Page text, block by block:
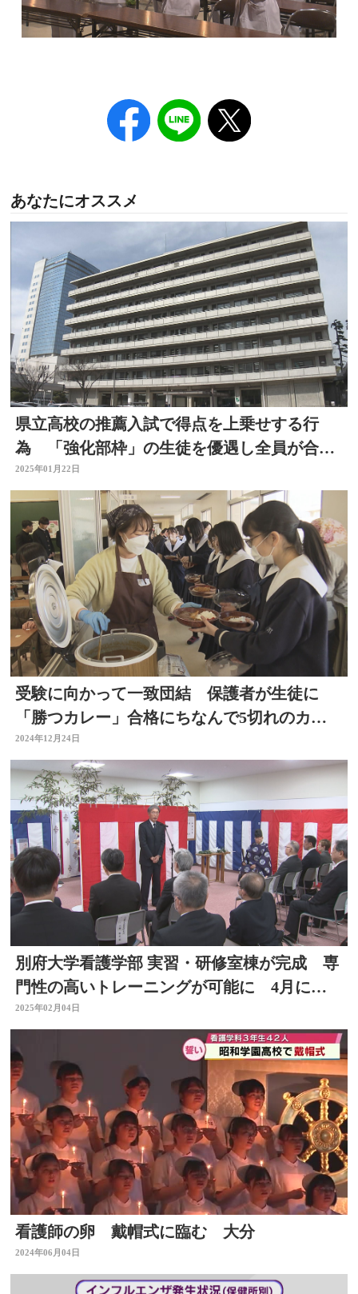
あなたにオススメ
県立高校の推薦入試で得点を上乗せする行
為 「強化部枠」の生徒を優遇し全員が合
格 大分
2025年01月22日
受験に向かって一致団結 保護者が生徒に
「勝つカレー」合格にちなんで5切れのカツ
をトッピング
2024年12月24日
別府大学看護学部 実習・研修室棟が完成 専
門性の高いトレーニングが可能に 4月に開
設
2025年02月04日
看護師の卵 戴帽式に臨む 大分
2024年06月04日